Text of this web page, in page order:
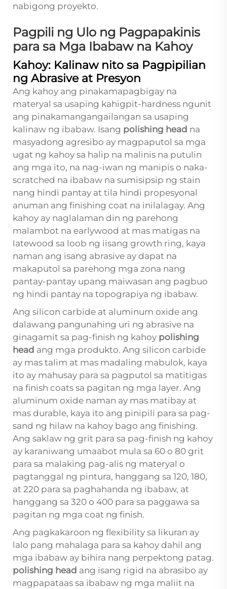
nabigong proyekto.
Pagpili ng Ulo ng Pagpapakinis
para sa Mga Ibabaw na Kahoy
Kahoy: Kalinaw nito sa Pagpipilian
ng Abrasive at Presyon
Ang kahoy ang pinakamapagbigay na
materyal sa usaping kahigpit-hardness ngunit
ang pinakamangangailangan sa usaping
kalinaw ng ibabaw. Isang polishing head na
masyadong agresibo ay magpaputol sa mga
ugat ng kahoy sa halip na malinis na putulin
ang mga ito, na nag-iwan ng manipis o naka-
scratched na ibabaw na sumisipsip ng stain
nang hindi pantay at tila hindi propesyonal
anuman ang finishing coat na inilalagay. Ang
kahoy ay naglalaman din ng parehong
malambot na earlywood at mas matigas na
latewood sa loob ng iisang growth ring, kaya
naman ang isang abrasive ay dapat na
makaputol sa parehong mga zona nang
pantay-pantay upang maiwasan ang pagbuo
ng hindi pantay na topograpiya ng ibabaw.
Ang silicon carbide at aluminum oxide ang
dalawang pangunahing uri ng abrasive na
ginagamit sa pag-finish ng kahoy polishing
head ang mga produkto. Ang silicon carbide
ay mas talim at mas madaling mabulok, kaya
ito ay mahusay para sa pagputol sa matitigas
na finish coats sa pagitan ng mga layer. Ang
aluminum oxide naman ay mas matibay at
mas durable, kaya ito ang pinipili para sa pag-
sand ng hilaw na kahoy bago ang finishing.
Ang saklaw ng grit para sa pag-finish ng kahoy
ay karaniwang umaabot mula sa 60 o 80 grit
para sa malaking pag-alis ng materyal o
pagtanggal ng pintura, hanggang sa 120, 180,
at 220 para sa paghahanda ng ibabaw, at
hanggang sa 320 o 400 para sa paggawa sa
pagitan ng mga coat ng finish.
Ang pagkakaroon ng flexibility sa likuran ay
lalo pang mahalaga para sa kahoy dahil ang
mga ibabaw ay bihira nang perpektong patag.
polishing head ang isang rigid na abrasibo ay
magpapataas sa ibabaw ng mga maliit na